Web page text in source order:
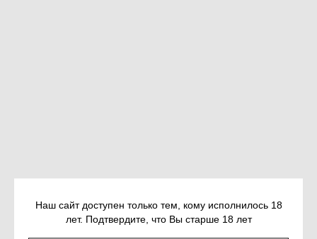
Наш сайт доступен только тем, кому исполнилось 18
лет. Подтвердите, что Вы старше 18 лет
МОСКВИН В. ГРЕЙП ФРУТ, ИЛИ